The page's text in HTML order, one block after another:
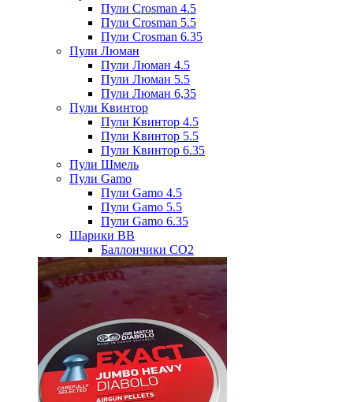
Пули Crosman 4.5
Пули Crosman 5.5
Пули Crosman 6.35
Пули Люман
Пули Люман 4.5
Пули Люман 5.5
Пули Люман 6,35
Пули Квинтор
Пули Квинтор 4.5
Пули Квинтор 5.5
Пули Квинтор 6.35
Пули Шмель
Пули Gamo
Пули Gamo 4.5
Пули Gamo 5.5
Пули Gamo 6.35
Шарики BB
Баллончики CO2